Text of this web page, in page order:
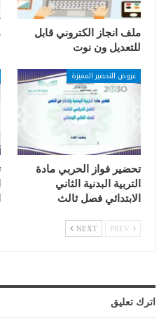
ملف انجاز الكتروني قابل
للتعديل ون نوت
عروض التحضير المميزة
تحضير فواز الحربي مادة
التربية البدنية الثاني
الابتدائي فصل ثالث
NEXT
اترك تعليق